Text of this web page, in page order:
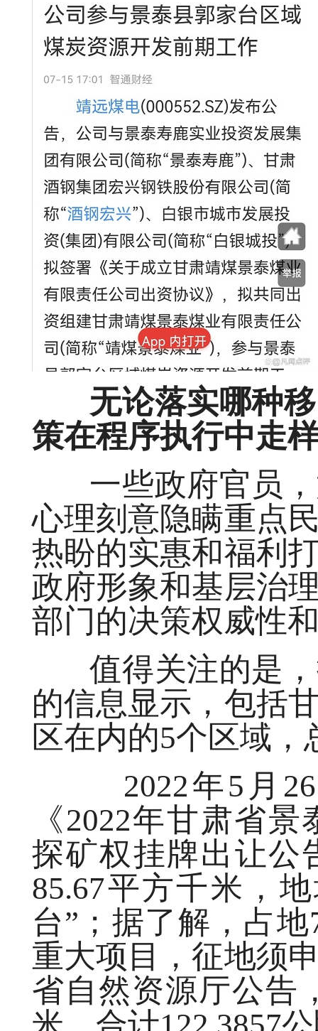
无论落实哪种移
策在程序执行中走
一些政府官员，
心理刻意隐瞒重点
热盼的实惠和福利
政府形象和基层治
部门的决策权威性
值得关注的是，
的信息显示，包括
区在内的5个区域
2022年5月26
《2022年甘肃省
探矿权挂牌出让公
85.67平方千米，
台”；据了解，占
重大项目，征地须
省自然资源厅公告